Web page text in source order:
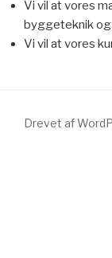
Vi vil at vores
byggeteknik
Vi vil at vores
Drevet af